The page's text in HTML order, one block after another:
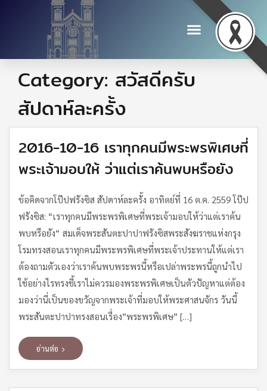
Category: สวัสดีครับ
สัปดาห์ละครั้ง
2016-10-16 เราทุกคนมีพระพรพิเศษที่
พระเจ้ามอบให้ ว่าแต่เราค้นพบหรือยัง
ข้อคิดจากโป๊ปฟรังซิส สัปดาห์ละครั้ง อาทิตย์ที่ 16 ต.ค. 2559 โป๊ป
ฟรังซิส: “เราทุกคนมีพระพรพิเศษที่พระเจ้ามอบให้ว่าแต่เราค้น
พบหรือยัง“ สมเด็จพระสันตะปาปาฟรังซิสพระสังฆราชแห่งกรุง
โรมทรงสอนเราทุกคนมีพระพรพิเศษที่พระเจ้าประทานให้แต่เรา
ต้องถามตัวเองว่าเราค้นพบพระพรนี้หรือเปล่าพระพรนี้ถูกนำไป
ใช้อย่างไรทรงชี้เราไม่ควรมองพระพรพิเศษเป็นตัวปัญหาแต่ต้อง
มองว่านี่เป็นของขวัญจากพระเจ้าที่มอบให้พระศาสนจักร วันนี้
พระสันตะปาปาทรงสอนเรื่อง”พระพรพิเศษ” […]
อ่านต่อ